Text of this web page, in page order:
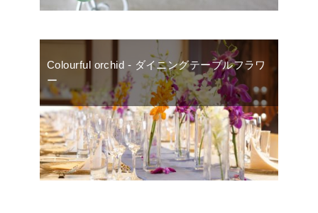
Colourful orchid - ダイニングテーブルフラワ
ー